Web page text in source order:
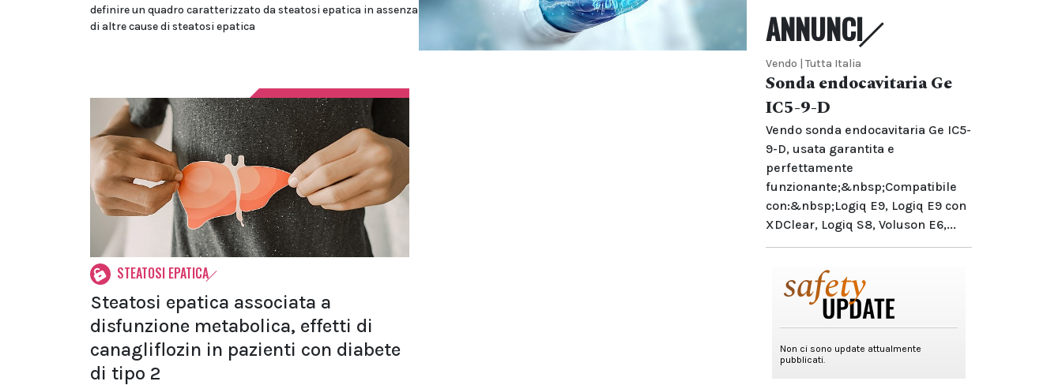
definire un quadro caratterizzato da steatosi epatica in assenza
di altre cause di steatosi epatica
STEATOSI EPATICA
Steatosi epatica associata a
disfunzione metabolica, effetti di
canagliflozin in pazienti con diabete
di tipo 2
ANNUNCI
Vendo | Tutta Italia
Sonda endocavitaria Ge
IC5-9-D
Vendo sonda endocavitaria Ge IC5-
9-D, usata garantita e
perfettamente
funzionante;&nbsp;Compatibile
con:&nbsp;Logiq E9, Logiq E9 con
XDClear, Logiq S8, Voluson E6,...